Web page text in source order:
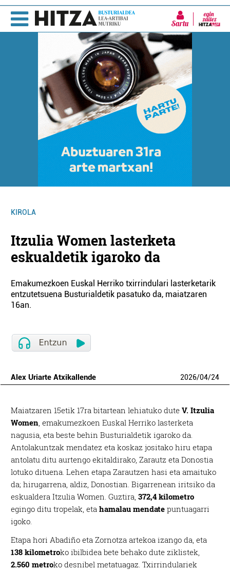
Sartu
KIROLA
Itzulia Women lasterketa
eskualdetik igaroko da
Emakumezkoen Euskal Herriko txirrindulari lasterketarik
entzutetsuena Busturialdetik pasatuko da, maiatzaren
16an.
Alex Uriarte Atxikallende 2026/04/24
Maiatzaren 15etik 17ra bitartean lehiatuko duteV. Itzulia
Women, emakumezkoen Euskal Herriko lasterketa
nagusia, eta beste behin Busturialdetik igaroko da.
Antolakuntzak mendatez eta koskaz jositako hiru etapa
antolatu ditu aurtengo ekitaldirako, Zarautz eta Donostia
lotuko dituena. Lehen etapa Zarautzen hasi eta amaituko
da; hirugarrena, aldiz, Donostian. Bigarrenean iritsiko da
eskualdera Itzulia Women. Guztira,372,4 kilometro
egingo ditu tropelak, etahamalau mendate puntuagarri
igoko.
Etapa hori Abadiño eta Zornotza artekoa izango da, eta
138 kilometroko ibilbidea bete behako dute ziklistek,
2.560 metroko desnibel metatuagaz. Txirrindulariek